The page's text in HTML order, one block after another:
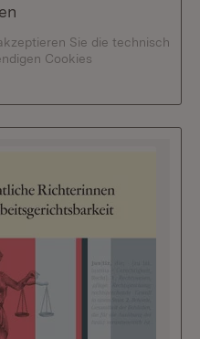
Sie die technisch
Cookies